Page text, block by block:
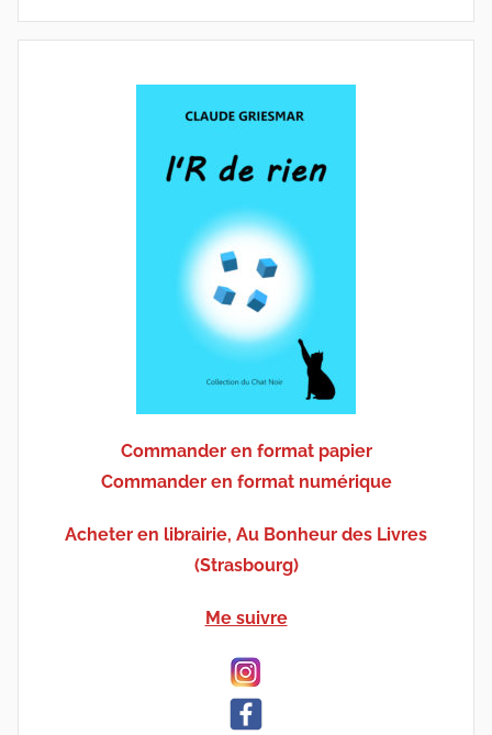
Commander en format papier
Commander en format numérique
Acheter en librairie, Au Bonheur des Livres
(Strasbourg)
Me suivre